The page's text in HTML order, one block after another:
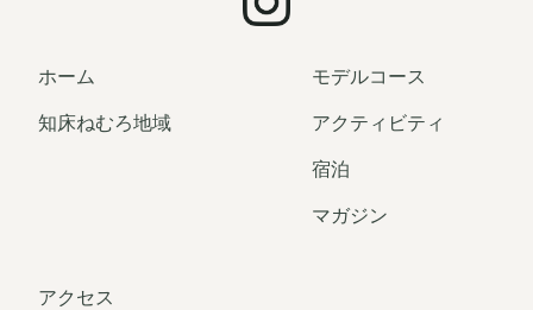
ホーム
知床ねむろ地域
モデルコース
アクティビティ
宿泊
マガジン
アクセス